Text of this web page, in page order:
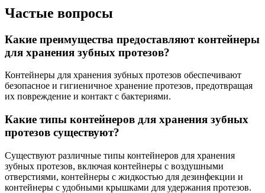
Частые вопросы
Какие преимущества предоставляют контейнеры
для хранения зубных протезов?
Контейнеры для хранения зубных протезов обеспечивают
безопасное и гигиеничное хранение протезов, предотвращая
их повреждение и контакт с бактериями.
Какие типы контейнеров для хранения зубных
протезов существуют?
Существуют различные типы контейнеров для хранения
зубных протезов, включая контейнеры с воздушными
отверстиями, контейнеры с жидкостью для дезинфекции и
контейнеры с удобными крышками для удержания протезов.